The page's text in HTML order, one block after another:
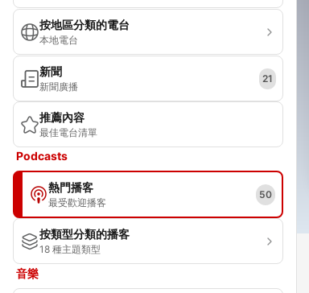
按地區分類的電台
本地電台
新聞
新聞廣播
21
推薦內容
最佳電台清單
Podcasts
熱門播客
最受歡迎播客
50
按類型分類的播客
18 種主題類型
音樂